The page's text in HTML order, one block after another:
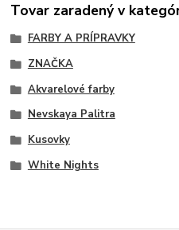
Tovar zaradený v
FARBY A PRÍPRAVKY
ZNAČKA
Akvarelové farby
Nevskaya Palitra
Kusovky
White Nights